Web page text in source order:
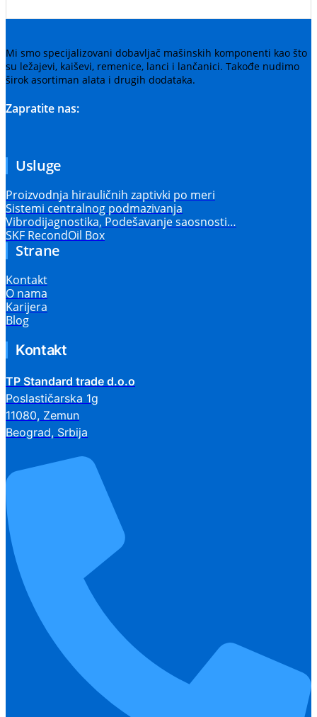
Mi smo specijalizovani dobavljač mašinskih komponenti kao što
su ležajevi, kaiševi, remenice, lanci i lančanici. Takođe nudimo
širok asortiman alata i drugih dodataka.
Zapratite nas:
Usluge
Proizvodnja hirauličnih zaptivki po meri
Sistemi centralnog podmazivanja
Vibrodijagnostika, Podešavanje saosnosti…
SKF RecondOil Box
Strane
Kontakt
O nama
Karijera
Blog
Kontakt
TP Standard trade d.o.o
Poslastičarska 1g
11080, Zemun
Beograd, Srbija